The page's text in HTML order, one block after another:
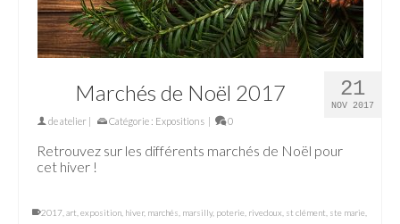
21
NOV 2017
Marchés de Noël 2017
deatelier | Catégorie : Expositions | 0
Retrouvez sur les différents marchés de Noël pour
cet hiver !
2017 art exposition hiver, marchés marsilly, poterie rivedoux st clément ste marie